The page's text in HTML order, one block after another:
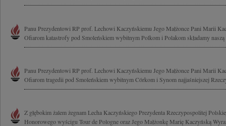
Panu Prezydentowi RP prof. Lechowi Kaczyńskiemu Jego Małżonce Pani Marii
Ofiarom katastrofy pod Smoleńskiem wybitnym Polkom i Polakom składamy
Panu Prezydentowi RP prof. Lechowi Kaczyńskiemu Jego Małżonce Pani Marii
Ofiarom tragedii pod Smoleńskiem wybitnym Córkom i Synom najjaśniejszej
Z głębokim żalem żegnam Lecha Kaczyńskiego Prezydenta Rzeczypospolitej
Honorowego wyścigu Tour de Pologne oraz Jego Małżonkę Marię Kaczyńską